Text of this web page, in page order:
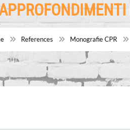
References Monografie CPR